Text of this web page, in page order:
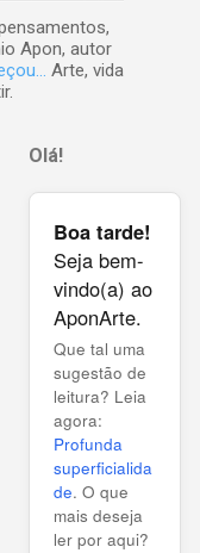
Apon, autor
Arte, vida
Olá!
Boa tarde!
Seja bem-
vindo(a) ao
AponArte.
Que tal uma
sugestão de
leitura? Leia
agora:
Profunda
superficialida
de. O que
mais deseja
ler por aqui?